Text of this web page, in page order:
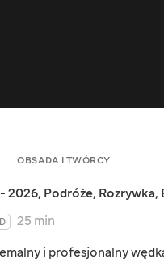
OBSADA I TWÓRCY
2026, Podróże, Rozrywka,
25 min
i profesjonalny